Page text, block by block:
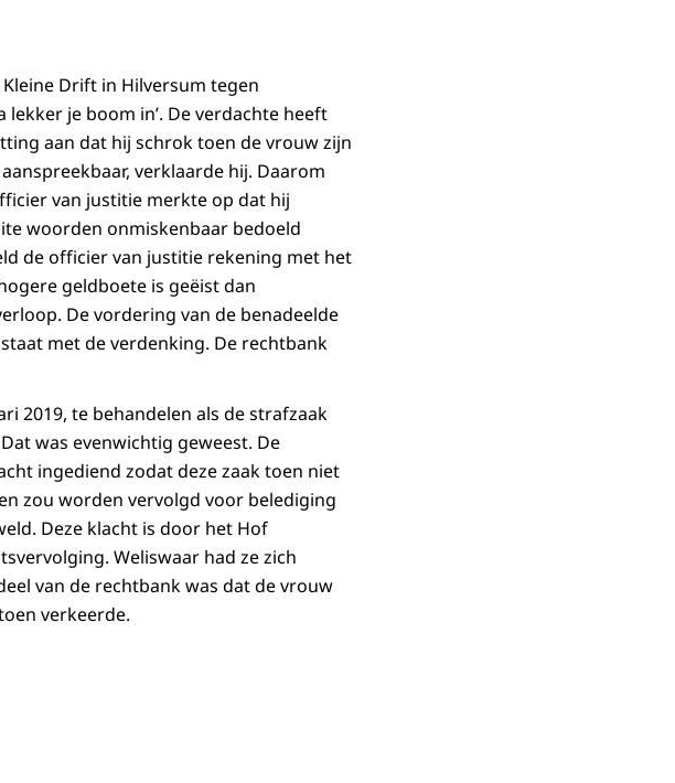
Drift in Hilversum tegen
lekker je boom in’. De verdachte heeft
aan dat hij schrok toen de vrouw zijn
verklaarde hij. Daarom
van justitie merkte op dat hij
woorden onmiskenbaar bedoeld
de officier van justitie rekening met het
geldboete is geëist dan
De vordering van de benadeelde
met de verdenking. De rechtbank
2019, te behandelen als de strafzaak
was evenwichtig geweest. De
ingediend zodat deze zaak toen niet
zou worden vervolgd voor belediging
Deze klacht is door het Hof
Weliswaar had ze zich
van de rechtbank was dat de vrouw
verkeerde.